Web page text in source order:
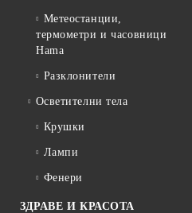
Метеостанции,
термометри и часовници
Hama
Разклонители
Осветителни тела
Крушки
Лампи
Фенери
ЗДРАВЕ И КРАСОТА